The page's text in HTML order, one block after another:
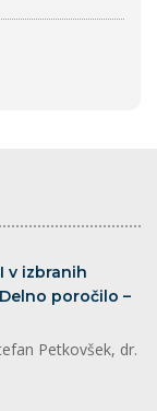
v izbranih
poročilo –
Petkovšek, dr.